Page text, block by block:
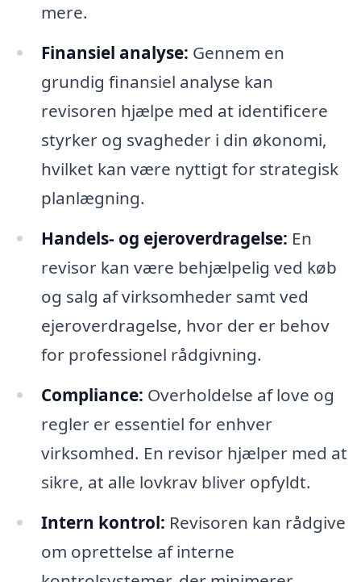
mere.
Finansiel analyse: Gennem en
grundig finansiel analyse kan
revisoren hjælpe med at identificere
styrker og svagheder i din økonomi,
hvilket kan være nyttigt for strategisk
planlægning.
Handels- og ejeroverdragelse: En
revisor kan være behjælpelig ved køb
og salg af virksomheder samt ved
ejeroverdragelse, hvor der er behov
for professionel rådgivning.
Compliance: Overholdelse af love og
regler er essentiel for enhver
virksomhed. En revisor hjælper med at
sikre, at alle lovkrav bliver opfyldt.
Intern kontrol: Revisoren kan rådgive
om oprettelse af interne